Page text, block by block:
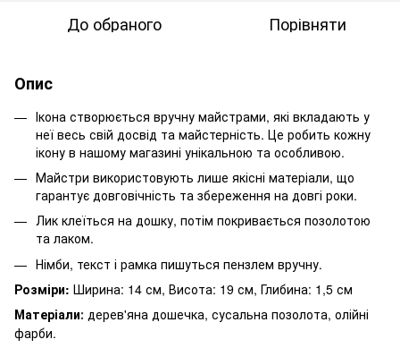
До обраного Порівняти
Опис
Ікона створюється вручну майстрами, які вкладають у
неї весь свій досвід та майстерність. Це робить кожну
ікону в нашому магазині унікальною та особливою.
Майстри використовують лише якісні матеріали, що
гарантує довговічність та збереження на довгі роки.
Лик клеїться на дошку, потім покривається позолотою
та лаком.
Німби, текст і рамка пишуться пензлем вручну.
Розміри: Ширина: 14 см, Висота: 19 см, Глибина: 1,5 см
Матеріали: дерев'яна дошечка, сусальна позолота, олійні
фарби.